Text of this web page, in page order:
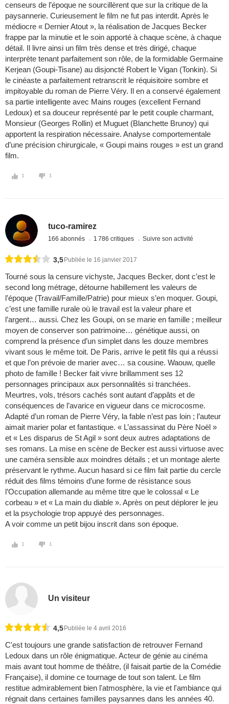
censeurs de l’époque ne sourcillèrent que sur la critique de la
paysannerie. Curieusement le film ne fut pas interdit. Après le
médiocre « Dernier Atout », la réalisation de Jacques Becker
frappe par la minutie et le soin apporté à chaque scène, à chaque
détail. Il livre ainsi un film très dense et très dirigé, chaque
interprète tenant parfaitement son rôle, de la formidable Germaine
Kerjean (Goupi-Tisane) au disjoncté Robert le Vigan (Tonkin). Si
le cinéaste a parfaitement retranscrit le réquisitoire sombre et
impitoyable du roman de Pierre Véry. Il en a conservé également
sa partie intelligente avec Mains rouges (excellent Fernand
Ledoux) et sa douceur représenté par le petit couple charmant,
Monsieur (Georges Rollin) et Muguet (Blanchette Brunoy) qui
apportent la respiration nécessaire. Analyse comportementale
d’une précision chirurgicale, « Goupi mains rouges » est un grand
film.
1 1
tuco-ramirez
166 abonnés 1 786 critiques Suivre son activité
3,5 Publiée le 16 janvier 2017
Tourné sous la censure vichyste, Jacques Becker, dont c’est le
second long métrage, détourne habillement les valeurs de
l’époque (Travail/Famille/Patrie) pour mieux s’en moquer. Goupi,
c’est une famille rurale où le travail est la valeur phare et
l’argent… aussi. Chez les Goupi, on se marie en famille ; meilleur
moyen de conserver son patrimoine… génétique aussi, on
comprend la présence d’un simplet dans les douze membres
vivant sous le même toit. De Paris, arrive le petit fils qui a réussi
et que l’on prévoie de marier avec… sa cousine. Waouw, quelle
photo de famille ! Becker fait vivre brillamment ses 12
personnages principaux aux personnalités si tranchées.
Meurtres, vols, trésors cachés sont autant d’appâts et de
conséquences de l’avarice en vigueur dans ce microcosme.
Adapté d’un roman de Pierre Véry, la fable n’est pas loin ; l’auteur
aimait marier polar et fantastique. « L’assassinat du Père Noël »
et « Les disparus de St Agil » sont deux autres adaptations de
ses romans. La mise en scène de Becker est aussi virtuose avec
une caméra sensible aux moindres détails ; et un montage alerte
préservant le rythme. Aucun hasard si ce film fait partie du cercle
réduit des films témoins d’une forme de résistance sous
l’Occupation allemande au même titre que le colossal « Le
corbeau » et « La main du diable ». Après on peut déplorer le jeu
et la psychologie trop appuyé des personnages.
A voir comme un petit bijou inscrit dans son époque.
1 1
Un visiteur
4,5 Publiée le 4 avril 2016
C'est toujours une grande satisfaction de retrouver Fernand
Ledoux dans un rôle énigmatique. Acteur de génie au cinéma
mais avant tout homme de théâtre, (il faisait partie de la Comédie
Française), il domine ce tournage de tout son talent. Le film
restitue admirablement bien l'atmosphère, la vie et l'ambiance qui
régnait dans certaines familles paysannes dans les années 40.